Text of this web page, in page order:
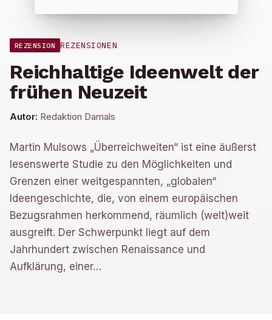
REZENSION REZENSIONEN
Reichhaltige Ideenwelt der
frühen Neuzeit
Autor: Redaktion Damals
Martin Mulsows „Überreichweiten“ ist eine äußerst
lesenswerte Studie zu den Möglichkeiten und
Grenzen einer weitgespannten, „globalen“
Ideengeschichte, die, von einem europäischen
Bezugsrahmen herkommend, räumlich (welt)weit
ausgreift. Der Schwerpunkt liegt auf dem
Jahrhundert zwischen Renaissance und
Aufklärung, einer…